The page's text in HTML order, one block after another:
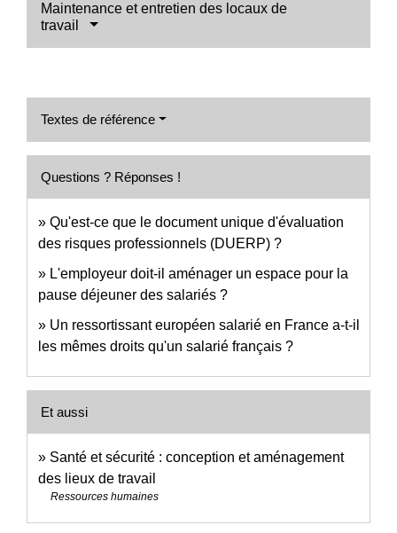
Maintenance et entretien des locaux de
travail
Textes de référence
Questions ? Réponses !
Qu'est-ce que le document unique d'évaluation
des risques professionnels (DUERP) ?
L'employeur doit-il aménager un espace pour la
pause déjeuner des salariés ?
Un ressortissant européen salarié en France a-t-il
les mêmes droits qu'un salarié français ?
Et aussi
Santé et sécurité : conception et aménagement
des lieux de travail
Ressources humaines